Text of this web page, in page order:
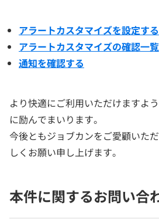
アラートカスタマイズを設定する
アラートカスタマイズの確認一覧
通知を確認する
より快適にご利用いただけますよ
に励んでまいります。
今後ともジョブカンをご愛顧いた
しくお願い申し上げます。
本件に関するお問い合